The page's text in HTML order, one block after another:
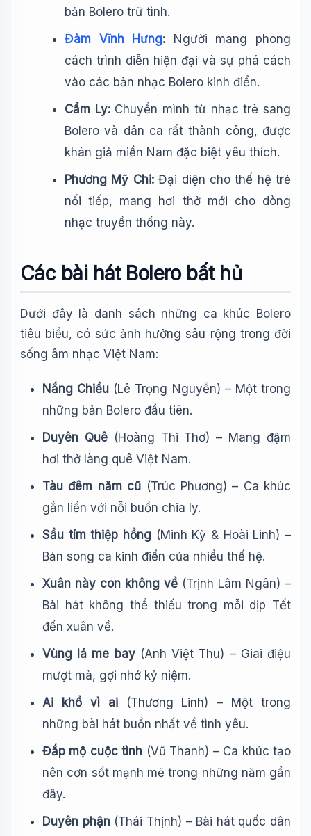
bản Bolero trữ tình.
Đàm Vĩnh Hưng: Người mang phong
cách trình diễn hiện đại và sự phá cách
vào các bản nhạc Bolero kinh điển.
Cẩm Ly:Chuyển mình từ nhạc trẻ sang
Bolero và dân ca rất thành công, được
khán giả miền Nam đặc biệt yêu thích.
Phương Mỹ Chi:Đại diện cho thế hệ trẻ
nối tiếp, mang hơi thở mới cho dòng
nhạc truyền thống này.
Các bài hát Bolero bất hủ
Dưới đây là danh sách những ca khúc Bolero
tiêu biểu, có sức ảnh hưởng sâu rộng trong đời
sống âm nhạc Việt Nam:
Nắng Chiều (Lê Trọng Nguyễn) – Một trong
những bản Bolero đầu tiên.
Duyên Quê(Hoàng Thi Thơ) – Mang đậm
hơi thở làng quê Việt Nam.
Tàu đêm năm cũ (Trúc Phương) – Ca khúc
gắn liền với nỗi buồn chia ly.
Sầu tím thiệp hồng (Minh Kỳ & Hoài Linh) –
Bản song ca kinh điển của nhiều thế hệ.
Xuân này con không về (Trịnh Lâm Ngân) –
Bài hát không thể thiếu trong mỗi dịp Tết
đến xuân về.
Vùng lá me bay(Anh Việt Thu) – Giai điệu
mượt mà, gợi nhớ kỷ niệm.
Ai khổ vì ai(Thương Linh) – Một trong
những bài hát buồn nhất về tình yêu.
Đắp mộ cuộc tình (Vũ Thanh) – Ca khúc tạo
nên cơn sốt mạnh mẽ trong những năm gần
đây.
Duyên phận(Thái Thịnh) – Bài hát quốc dân